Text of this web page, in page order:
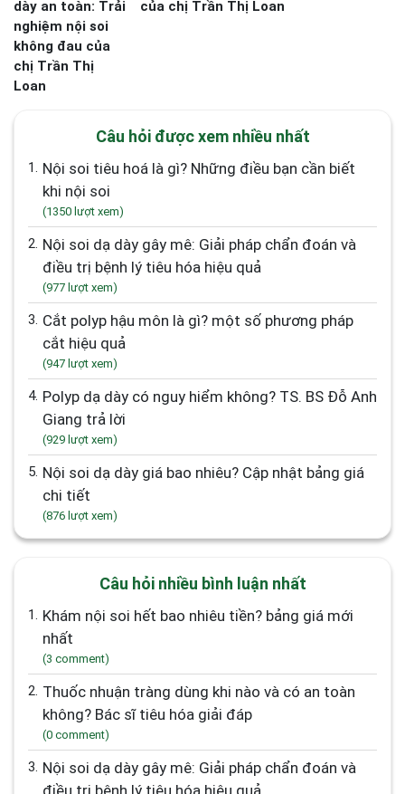
của chị Trần Thị Loan
Câu hỏi được xem nhiều nhất
1. Nội soi tiêu hoá là gì? Những điều bạn cần biết
khi nội soi
(1350 lượt xem)
2. Nội soi dạ dày gây mê: Giải pháp chẩn đoán và
điều trị bệnh lý tiêu hóa hiệu quả
(977 lượt xem)
3. Cắt polyp hậu môn là gì? một số phương pháp
cắt hiệu quả
(947 lượt xem)
4. Polyp dạ dày có nguy hiểm không? TS. BS Đỗ Anh
Giang trả lời
(929 lượt xem)
5. Nội soi dạ dày giá bao nhiêu? Cập nhật bảng giá
chi tiết
(876 lượt xem)
Câu hỏi nhiều bình luận nhất
1. Khám nội soi hết bao nhiêu tiền? bảng giá mới
nhất
(3 comment)
2. Thuốc nhuận tràng dùng khi nào và có an toàn
không? Bác sĩ tiêu hóa giải đáp
(0 comment)
3. Nội soi dạ dày gây mê: Giải pháp chẩn đoán và